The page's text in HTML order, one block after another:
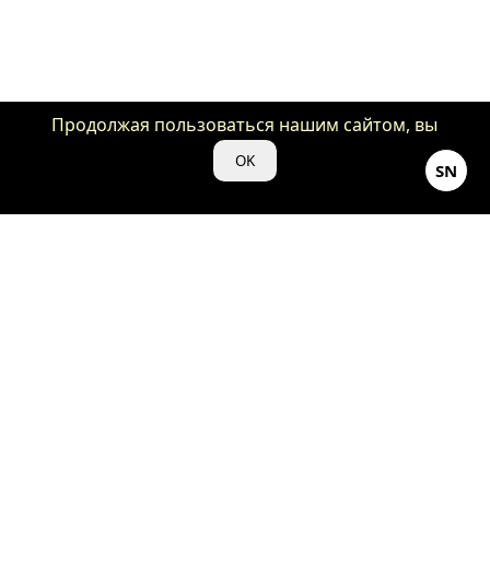
SN
Продолжая пользоваться нашим сайтом, вы
даете нам свое согласие на использование
файлов cookie для аналитики и рекламы.
OK